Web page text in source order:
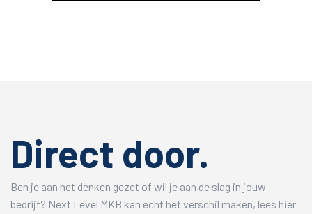
Direct door.
Ben je aan het denken gezet of wil je aan de slag in jouw
bedrijf? Next Level MKB kan echt het verschil maken, lees hier